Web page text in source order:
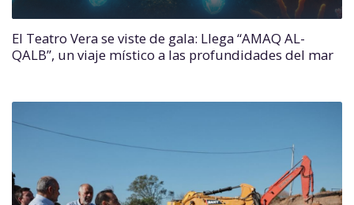
El Teatro Vera se viste de gala: Llega “AMAQ AL-
QALB”, un viaje místico a las profundidades del mar